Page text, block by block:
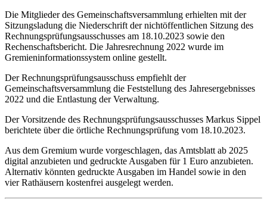
Die Mitglieder des Gemeinschaftsversammlung erhielten mit der
Sitzungsladung die Niederschrift der nichtöffentlichen Sitzung des
Rechnungsprüfungsausschusses am 18.10.2023 sowie den
Rechenschaftsbericht. Die Jahresrechnung 2022 wurde im
Gremieninformationssystem online gestellt.
Der Rechnungsprüfungsausschuss empfiehlt der
Gemeinschaftsversammlung die Feststellung des Jahresergebnisses
2022 und die Entlastung der Verwaltung.
Der Vorsitzende des Rechnungsprüfungsausschusses Markus Sippel
berichtete über die örtliche Rechnungsprüfung vom 18.10.2023.
Aus dem Gremium wurde vorgeschlagen, das Amtsblatt ab 2025
digital anzubieten und gedruckte Ausgaben für 1 Euro anzubieten.
Alternativ könnten gedruckte Ausgaben im Handel sowie in den
vier Rathäusern kostenfrei ausgelegt werden.